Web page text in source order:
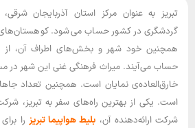
تبریز به عنوان مرکز استان آذربایجان
گردشگری در کشور حساب می‌شود. کوهستان‌های
همچنین خود شهر و بخش‌های اطراف آن، از
‌حساب می‌آیند. میراث فرهنگی غنی این شهر در
خارق‌العاده‌ی نمایان است. همچنین تعداد
است. یکی از بهترین راه‌های سفر به تبریز،
شرکت ارائه‌دهنده آن، بلیط هواپیما تبریز را